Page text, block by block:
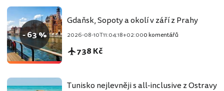
- 63 %
Gdaňsk, Sopoty a okolí v září z Prahy
2026-08-10T11:04:18+02:000 komentářů
738 Kč
Tunisko nejlevněji s all-inclusive z Ostravy